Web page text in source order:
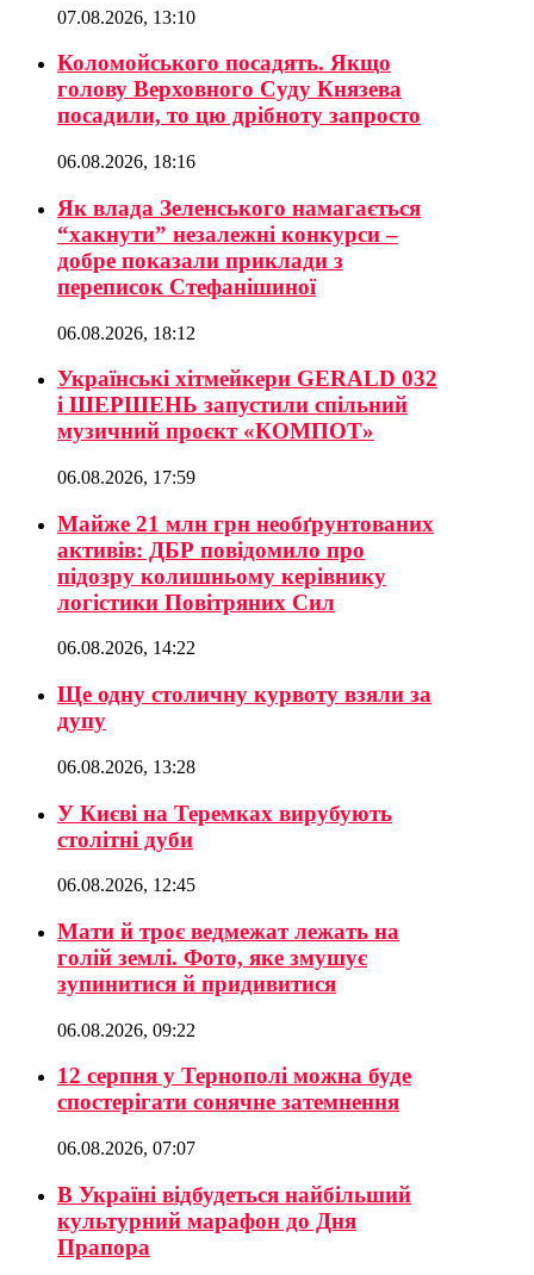
07.08.2026, 13:10
Коломойського посадять. Якщо
голову Верховного Суду Князева
посадили, то цю дрібноту запросто
06.08.2026, 18:16
Як влада Зеленського намагається
“хакнути” незалежні конкурси –
добре показали приклади з
переписок Стефанішиної
06.08.2026, 18:12
Українські хітмейкери GERALD 032
і ШЕРШЕНЬ запустили спільний
музичний проєкт «КОМПОТ»
06.08.2026, 17:59
Майже 21 млн грн необґрунтованих
активів: ДБР повідомило про
підозру колишньому керівнику
логістики Повітряних Сил
06.08.2026, 14:22
Ще одну столичну курвоту взяли за
дупу
06.08.2026, 13:28
У Києві на Теремках вирубують
столітні дуби
06.08.2026, 12:45
Мати й троє ведмежат лежать на
голій землі. Фото, яке змушує
зупинитися й придивитися
06.08.2026, 09:22
12 серпня у Тернополі можна буде
спостерігати сонячне затемнення
06.08.2026, 07:07
В Україні відбудеться найбільший
культурний марафон до Дня
Прапора